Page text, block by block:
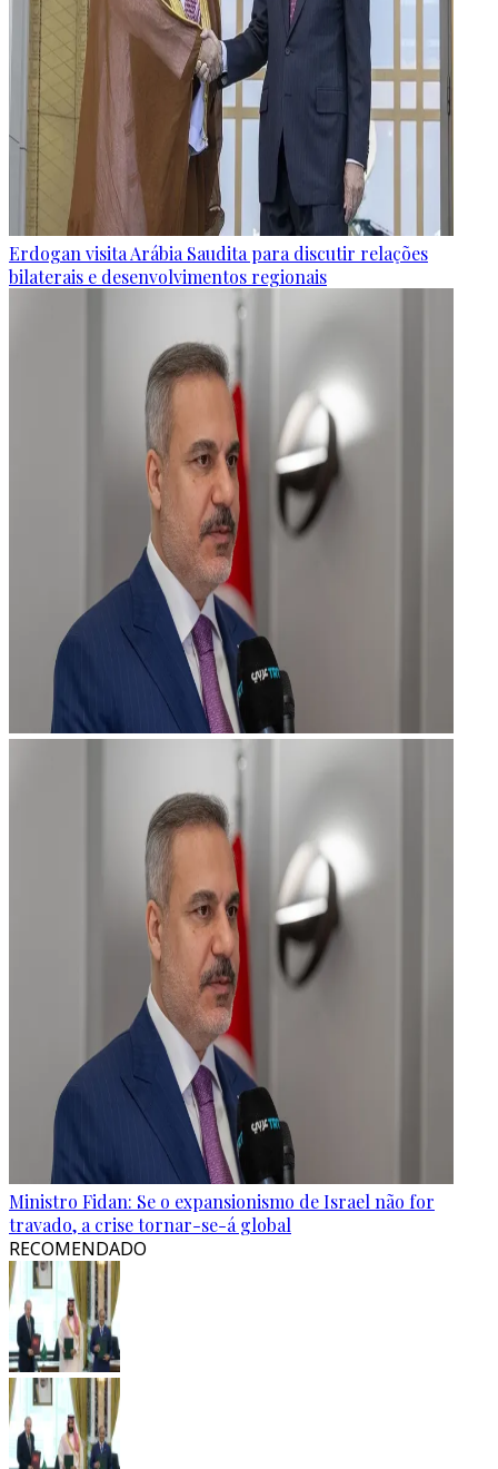
Erdogan visita Arábia Saudita para discutir relações
bilaterais e desenvolvimentos regionais
Ministro Fidan: Se o expansionismo de Israel não for
travado, a crise tornar-se-á global
RECOMENDADO